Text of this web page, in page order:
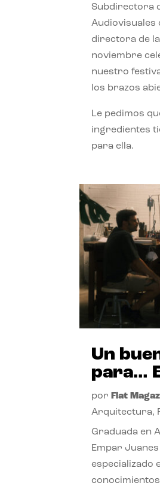
Subdirectora
Audiovisuales
directora de
noviembre
nuestro
los brazos
Le pedimos
ingredientes
para ella.
Un
para…
por Flat
Arquitectura,
Graduada en
Empar Juanes
especializado